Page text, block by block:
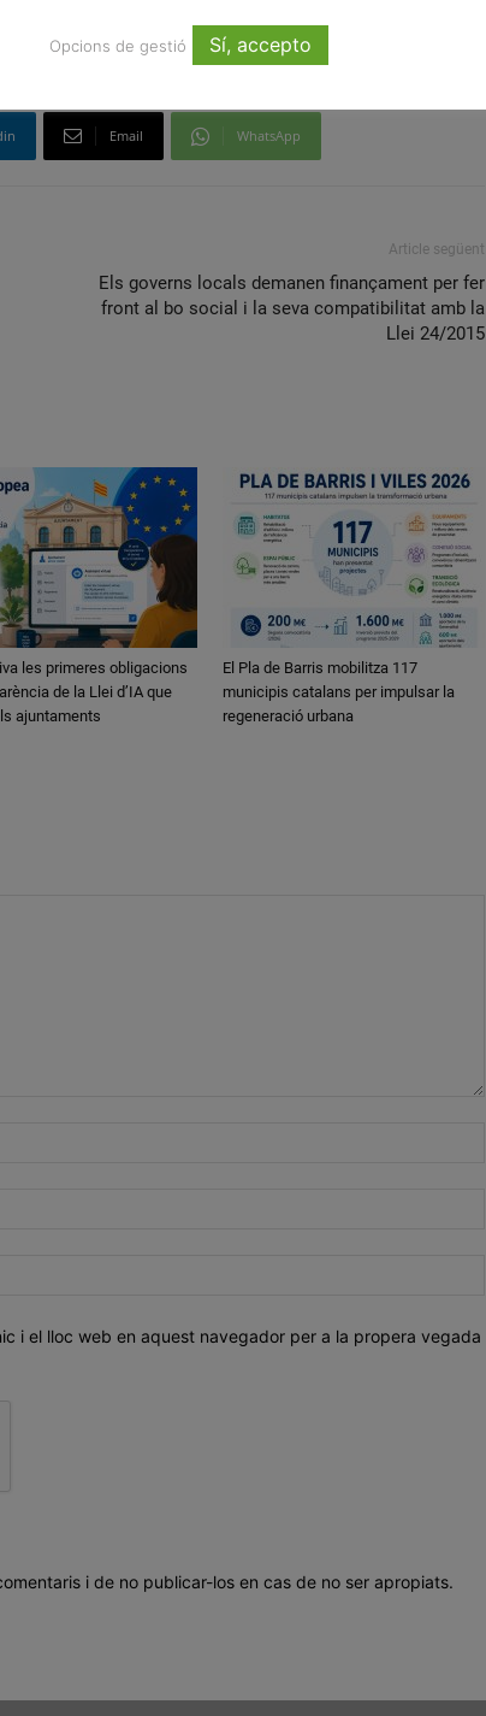
Email WhatsApp
Article següent
Els governs locals demanen finançament per fer
front al bo social i la seva compatibilitat amb la
Llei 24/2015
les primeres obligacions
de la Llei d’IA que
ajuntaments
El Pla de Barris mobilitza 117
municipis catalans per impulsar la
regeneració urbana
i el lloc web en aquest navegador per a la propera vegada
i de no publicar-los en cas de no ser apropiats.
Opcions de gestió Sí, accepto